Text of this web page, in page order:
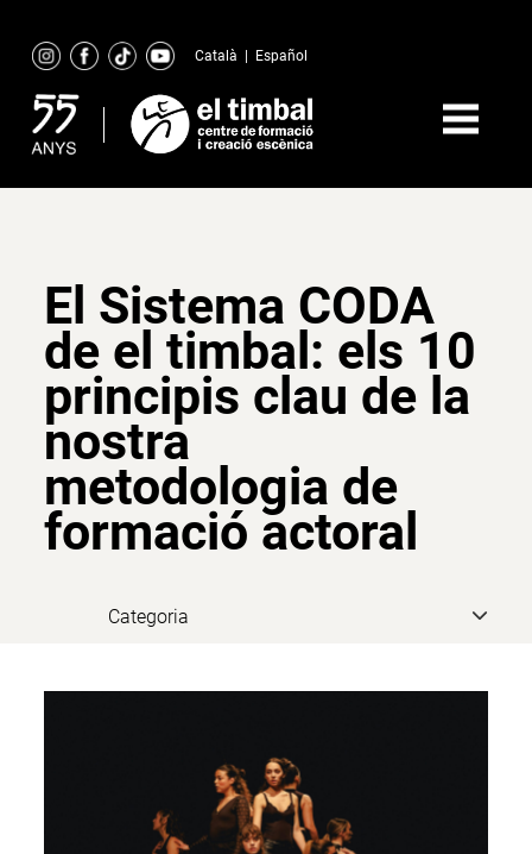
content
Català Español
El Sistema CODA
de el timbal: els 10
principis clau de la
nostra
metodologia de
formació actoral